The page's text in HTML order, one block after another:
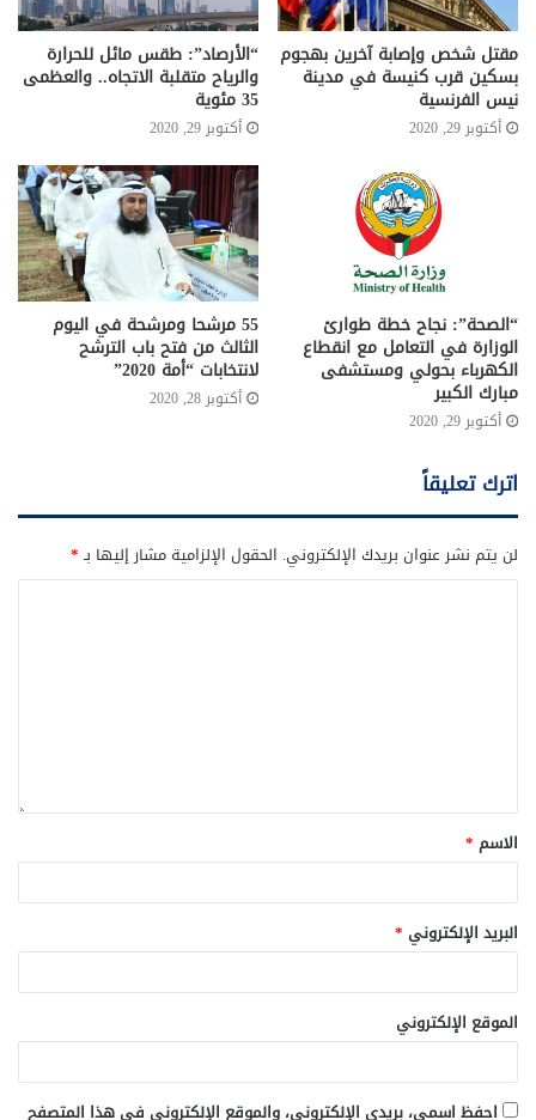
مقتل شخص وإصابة آخرين بهجوم
بسكين قرب كنيسة في مدينة
نيس الفرنسية
أكتوبر 29, 2020
“الأرصاد”: طقس مائل للحرارة
والرياح متقلبة الاتجاه.. والعظمى
35 مئوية
أكتوبر 29, 2020
“الصحة”: نجاح خطة طوارئ
الوزارة في التعامل مع انقطاع
الكهرباء بحولي ومستشفى
مبارك الكبير
أكتوبر 29, 2020
55 مرشحا ومرشحة في اليوم
الثالث من فتح باب الترشح
لانتخابات “أمة 2020”
أكتوبر 28, 2020
اترك تعليقاً
لن يتم نشر عنوان بريدك الإلكتروني. الحقول الإلزامية مشار إليها بـ*
الاسم *
البريد الإلكتروني *
الموقع الإلكتروني
احفظ اسمي، بريدي الإلكتروني، والموقع الإلكتروني في هذا المتصفح